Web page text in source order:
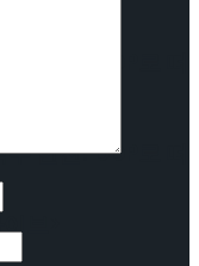
한잔! DDP로 떠
브>
한잔! DDP로 떠
브>